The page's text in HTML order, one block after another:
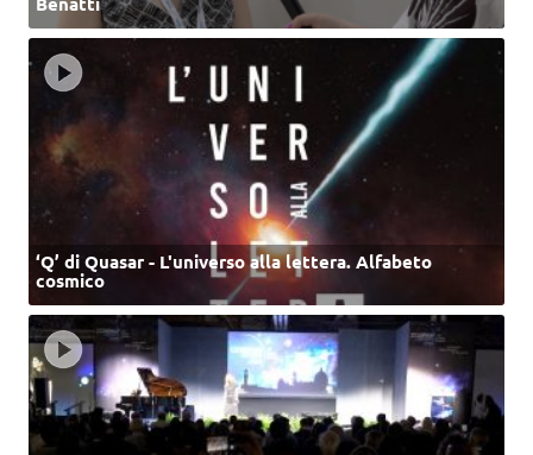
‘Q’ di Quasar - L'universo alla lettera. Alfabeto
cosmico